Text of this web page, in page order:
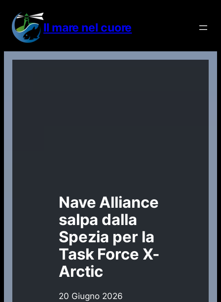
contenuto
Il mare nel cuore
Nave Alliance
salpa dalla
Spezia per la
Task Force X-
Arctic
20 Giugno 2026